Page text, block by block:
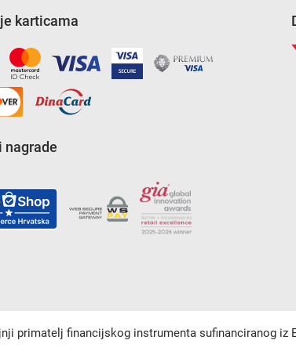
karticama
nagrade
primatelj financijskog instrumenta sufinanciranog iz